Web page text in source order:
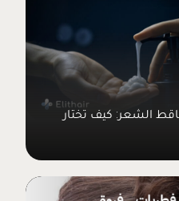
الشعر: كيف تختار